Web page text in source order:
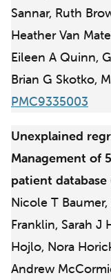
Sannar, Ruth
Heather Van
Eileen A Quinn,
Brian G Skotko,
PMC9335003
Unexplained
Management of
patient database
Nicole T
Franklin, Sarah J
Hojlo, Nora
Andrew